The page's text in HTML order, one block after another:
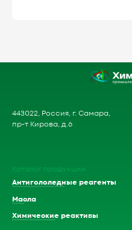
443022, Россия, г. Самара,
пр-т Кирова, д.6
Каталог продукции
Антигололедные реагенты
Масла
Химические реактивы